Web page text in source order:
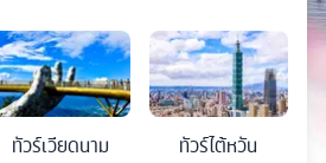
ทัวร์เวียดนาม ทัวร์ไต้หวัน